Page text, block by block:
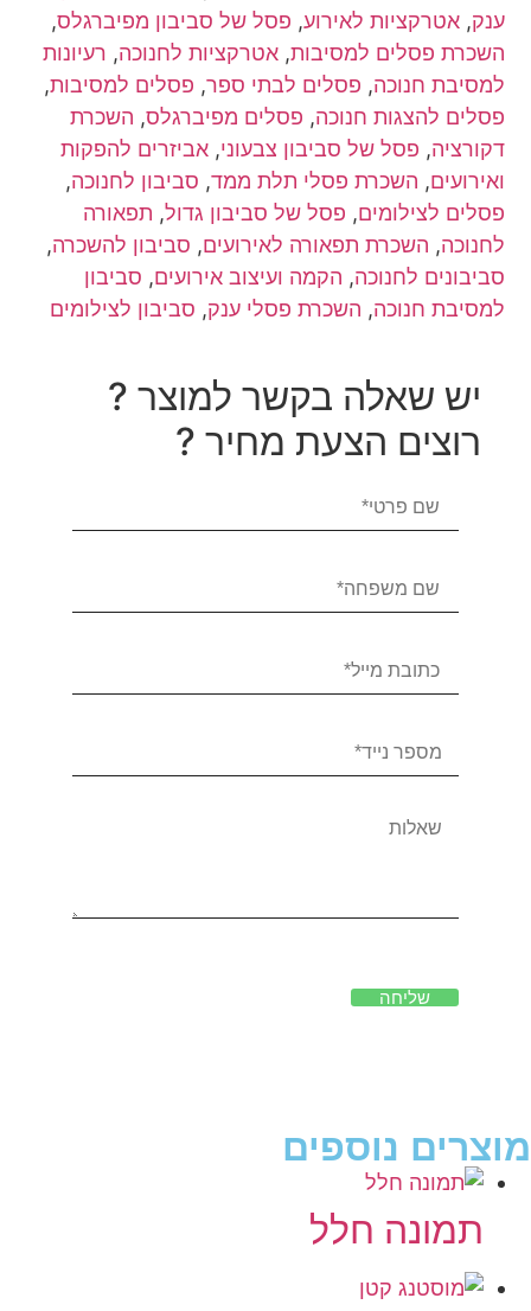
ענק,אטרקציות לאירוע, פסל של סביבון מפיברגלס,
השכרת פסלים למסיבות,אטרקציות לחנוכה, רעיונות
למסיבת חנוכה, פסלים לבתי ספר, פסלים למסיבות,
פסלים להצגות חנוכה, פסלים מפיברגלס, השכרת
דקורציה, פסל של סביבון צבעוני,אביזרים להפקות
ואירועים, השכרת פסלי תלת ממד, סביבון לחנוכה,
פסלים לצילומים, פסל של סביבון גדול, תפאורה
לחנוכה, השכרת תפאורה לאירועים, סביבון להשכרה,
סביבונים לחנוכה, הקמה ועיצוב אירועים, סביבון
למסיבת חנוכה, השכרת פסלי ענק, סביבון לצילומים
יש שאלה בקשר למוצר ?
רוצים הצעת מחיר ?
שליחה
מוצרים נוספים
תמונה חלל